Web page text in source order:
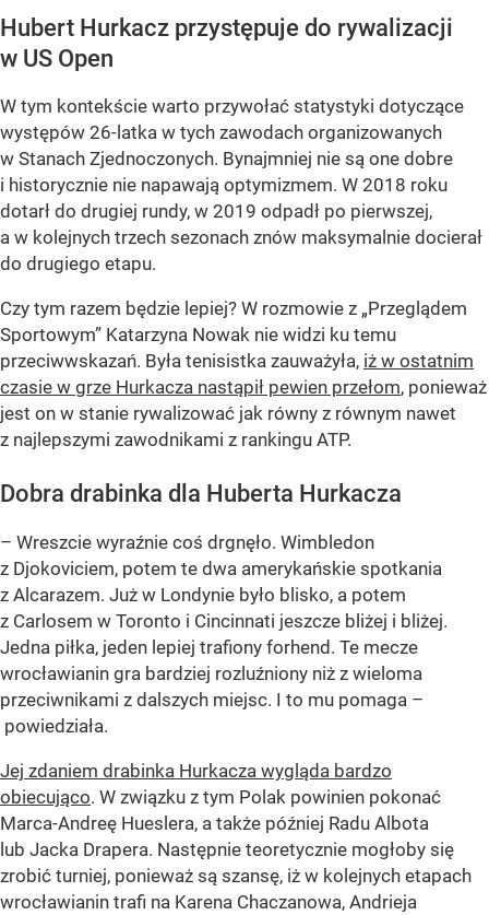
Hubert Hurkacz przystępuje do rywalizacji
w US Open
W tym kontekście warto przywołać statystyki dotyczące
występów 26-latka w tych zawodach organizowanych
w Stanach Zjednoczonych. Bynajmniej nie są one dobre
i historycznie nie napawają optymizmem. W 2018 roku
dotarł do drugiej rundy, w 2019 odpadł po pierwszej,
a w kolejnych trzech sezonach znów maksymalnie docierał
do drugiego etapu.
Czy tym razem będzie lepiej? W rozmowie z „Przeglądem
Sportowym” Katarzyna Nowak nie widzi ku temu
przeciwwskazań. Była tenisistka zauważyła, iż w ostatnim
czasie w grze Hurkacza nastąpił pewien przełom, ponieważ
jest on w stanie rywalizować jak równy z równym nawet
z najlepszymi zawodnikami z rankingu ATP.
Dobra drabinka dla Huberta Hurkacza
– Wreszcie wyraźnie coś drgnęło. Wimbledon
z Djokoviciem, potem te dwa amerykańskie spotkania
z Alcarazem. Już w Londynie było blisko, a potem
z Carlosem w Toronto i Cincinnati jeszcze bliżej i bliżej.
Jedna piłka, jeden lepiej trafiony forhend. Te mecze
wrocławianin gra bardziej rozluźniony niż z wieloma
przeciwnikami z dalszych miejsc. I to mu pomaga –
powiedziała.
Jej zdaniem drabinka Hurkacza wygląda bardzo
obiecująco. W związku z tym Polak powinien pokonać
Marca-Andreę Hueslera, a także później Radu Albota
lub Jacka Drapera. Następnie teoretycznie mogłoby się
zrobić turniej, ponieważ są szansę, iż w kolejnych etapach
wrocławianin trafi na Karena Chaczanowa, Andrieja